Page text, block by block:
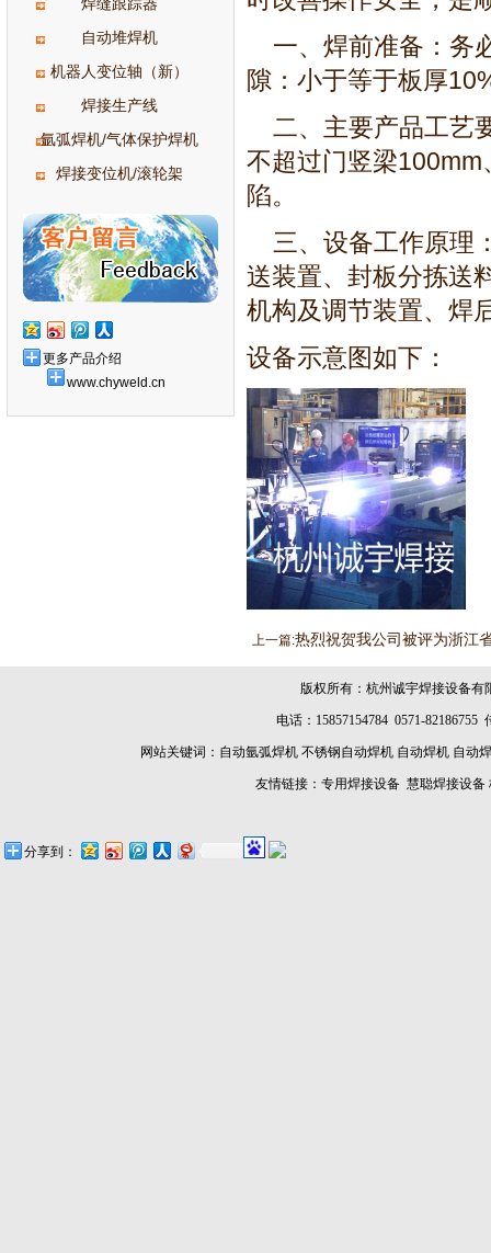
自动堆焊机
机器人变位轴（新）
焊接生产线
氩弧焊机/气体保护焊机
焊接变位机/滚轮架
更多产品介绍
www.chyweld.cn
一、焊前准备：务
隙：小于等于板厚
二、主要产品工艺
不超过门竖梁
陷。
三、设备工作原理
送装置、封板分拣送
机构及调节装置、焊
设备示意图如下：
上一篇:热烈祝贺我公司被评为浙江
版权所有：杭州诚宇焊接设备
电话：15857154784 0571-
网站关键词： 自动氩弧焊机 不锈钢自动焊机 自动焊机 自动
友情链接：专用焊接设备 慧聪焊接设备
分享到：